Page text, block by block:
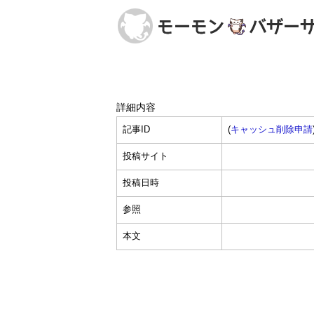
詳細内容
記事ID (キャッシュ削除申請
投稿サイト
投稿日時
参照
本文